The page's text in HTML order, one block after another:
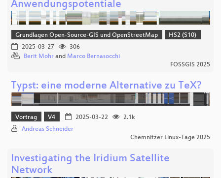
Anwendungspotentiale
Grundlagen Open-Source-GIS und OpenStreetMap
HS2 (S10)
2025-03-27
306
Berit Mohr and Marco Bernasocchi
FOSSGIS 2025
Typst: eine moderne Alternative zu TeX?
Vortrag V4 2025-03-22
2.1k
Andreas Schneider
Chemnitzer Linux-Tage 2025
Investigating the Iridium Satellite
Network